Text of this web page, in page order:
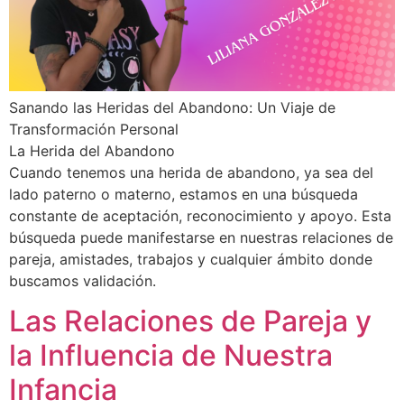
Sanando las Heridas del Abandono: Un Viaje de
Transformación Personal
La Herida del Abandono
Cuando tenemos una herida de abandono, ya sea del
lado paterno o materno, estamos en una búsqueda
constante de aceptación, reconocimiento y apoyo. Esta
búsqueda puede manifestarse en nuestras relaciones de
pareja, amistades, trabajos y cualquier ámbito donde
buscamos validación.
Las Relaciones de Pareja y
la Influencia de Nuestra
Infancia